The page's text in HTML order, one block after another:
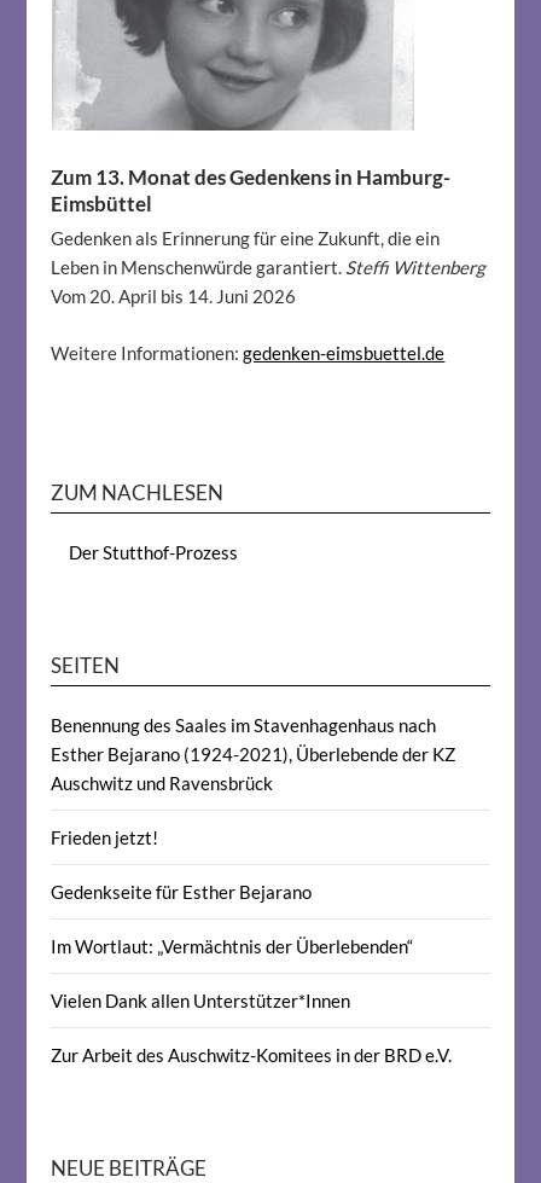
Zum 13. Monat des Gedenkens in Hamburg-
Eimsbüttel
Gedenken als Erinnerung für eine Zukunft, die ein
Leben in Menschenwürde garantiert. Steffi Wittenberg
Vom 20. April bis 14. Juni 2026
Weitere Informationen:gedenken-eimsbuettel.de
ZUM NACHLESEN
Der Stutthof-Prozess
SEITEN
Benennung des Saales im Stavenhagenhaus nach
Esther Bejarano (1924-2021), Überlebende der KZ
Auschwitz und Ravensbrück
Frieden jetzt!
Gedenkseite für Esther Bejarano
Im Wortlaut: „Vermächtnis der Überlebenden“
Vielen Dank allen Unterstützer*Innen
Zur Arbeit des Auschwitz-Komitees in der BRD e.V.
NEUE BEITRÄGE